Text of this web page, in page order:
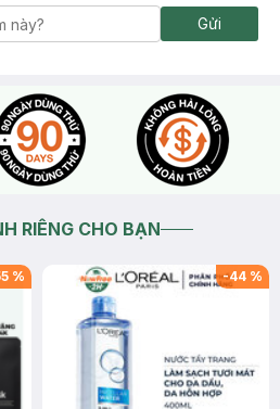
Gửi
RIÊNG CHO BẠN
% -44 %